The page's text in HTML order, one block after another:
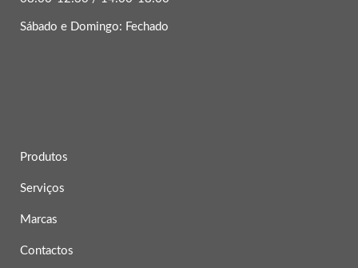
Sábado e Domingo: Fechado
Produtos
Serviços
Marcas
Contactos